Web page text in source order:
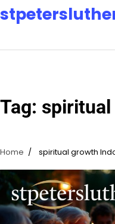
Skip
to
Tag: spiritual
Home spiritual growth